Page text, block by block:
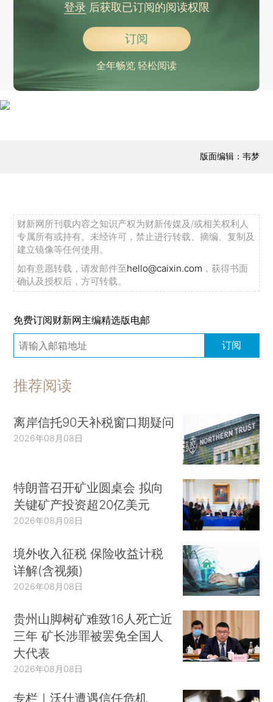
杭州两只大熊猫“半半”“香果”先后死亡，官方通报死因
登录后获取已订阅的阅读权限
订阅
全年畅览 轻松阅读
版面编辑：韦梦
财新网所刊载内容之知识产权为财新传媒及/或相关权利人
专属所有或持有。未经许可，禁止进行转载、摘编、复制及
建立镜像等任何使用。
如有意愿转载，请发邮件至hello@caixin.com ，获得书面
确认及授权后，方可转载。
免费订阅财新网主编精选版电邮
订阅
推荐阅读
离岸信托90天补税窗口期疑问
2026年08月08日
特朗普召开矿业圆桌会 拟向
关键矿产投资超20亿美元
2026年08月08日
境外收入征税 保险收益计税
详解(含视频)
2026年08月08日
贵州山脚树矿难致16人死亡近
三年 矿长涉罪被罢免全国人
大代表
2026年08月08日
专栏｜沃什遭遇信任危机